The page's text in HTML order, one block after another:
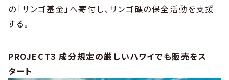
の「サンゴ基金」へ寄付し、サンゴ礁の保全活動を支援
する。
PROJECT3 成分規定の厳しいハワイでも販売をス
タート